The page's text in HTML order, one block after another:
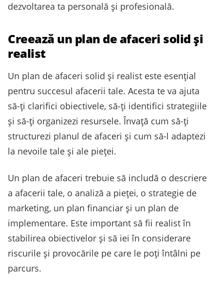
dezvoltarea ta personală și profesională.
Creează un plan de afaceri solid și
realist
Un plan de afaceri solid și realist este esențial
pentru succesul afacerii tale. Acesta te va ajuta
să-ți clarifici obiectivele, să-ți identifici strategiile
și să-ți organizezi resursele. Învață cum să-ți
structurezi planul de afaceri și cum să-l adaptezi
la nevoile tale și ale pieței.
Un plan de afaceri trebuie să includă o descriere
a afacerii tale, o analiză a pieței, o strategie de
marketing, un plan financiar și un plan de
implementare. Este important să fii realist în
stabilirea obiectivelor și să iei în considerare
riscurile și provocările pe care le poți întâlni pe
parcurs.